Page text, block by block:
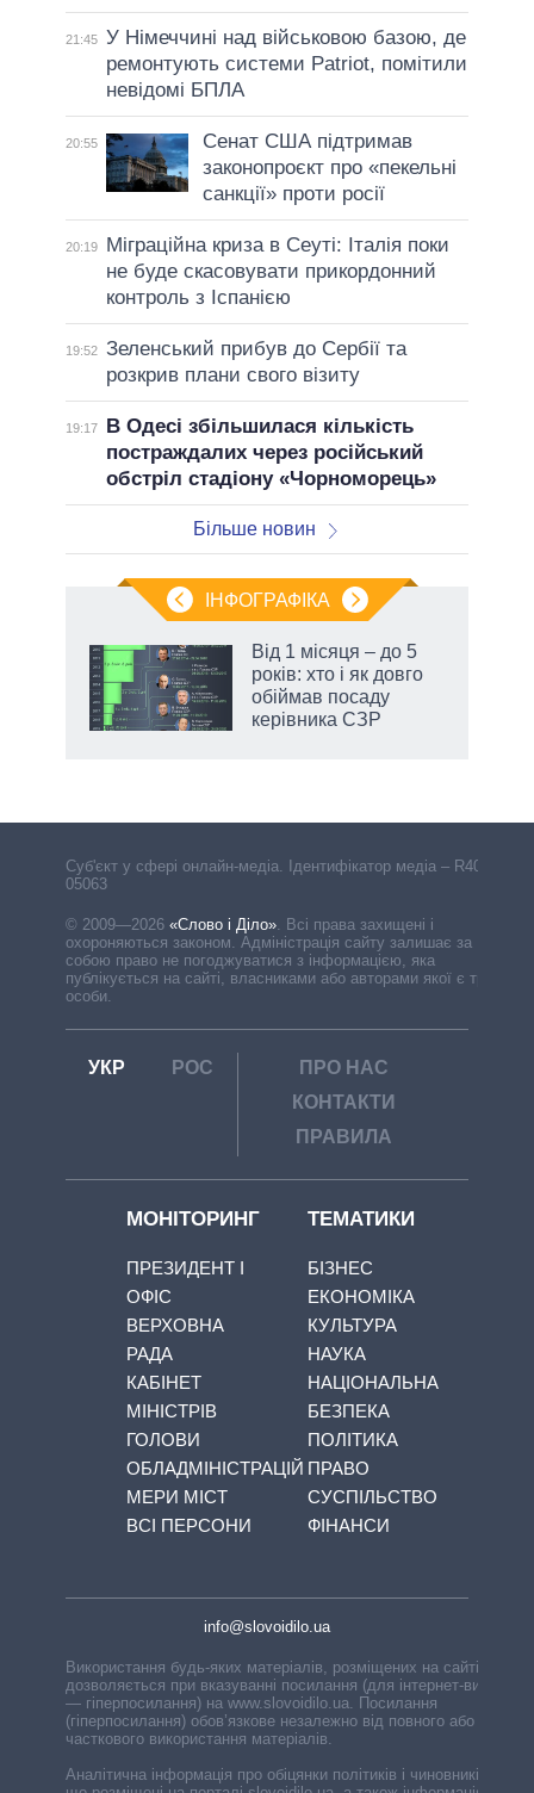
21:45 У Німеччині над військовою базою, де
ремонтують системи Patriot, помітили
невідомі БПЛА
20:55
Сенат США підтримав
законопроєкт про «пекельні
санкції» проти росії
20:19
Міграційна криза в Сеуті: Італія поки
не буде скасовувати прикордонний
контроль з Іспанією
19:52 Зеленський прибув до Сербії та
розкрив плани свого візиту
19:17
В Одесі збільшилася кількість
постраждалих через російський
обстріл стадіону «Чорноморець»
Більше новин
ІНФОГРАФІКА
Від 1 місяця – до 5
років: хто і як довго
обіймав посаду
керівника СЗР
Cуб'єкт у сфері онлайн-медіа. Ідентифікатор медіа – R40-
05063
© 2009—2026 «Слово і Діло». Всі права захищені і
охороняються законом. Адміністрація сайту залишає за
собою право не погоджуватися з інформацією, яка
публікується на сайті, власниками або авторами якої є треті
особи.
УКР РОС
ПРО НАС
КОНТАКТИ
ПРАВИЛА
МОНІТОРИНГ
ПРЕЗИДЕНТ І
ОФІС
ВЕРХОВНА
РАДА
КАБІНЕТ
МІНІСТРІВ
ГОЛОВИ
ОБЛАДМІНІСТРАЦІЙ
МЕРИ МІСТ
ВСІ ПЕРСОНИ
ТЕМАТИКИ
БІЗНЕС
ЕКОНОМІКА
КУЛЬТУРА
НАУКА
НАЦІОНАЛЬНА
БЕЗПЕКА
ПОЛІТИКА
ПРАВО
СУСПІЛЬСТВО
ФІНАНСИ
info@slovoidilo.ua
Використання будь-яких матеріалів, розміщених на сайті,
дозволяється при вказуванні посилання (для інтернет-видань
— гіперпосилання) на www.slovoidilo.ua. Посилання
(гіперпосилання) обов’язкове незалежно від повного або
часткового використання матеріалів.
Аналітична інформація про обіцянки політиків і чиновників,